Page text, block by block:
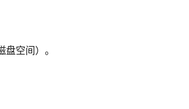
空间）。